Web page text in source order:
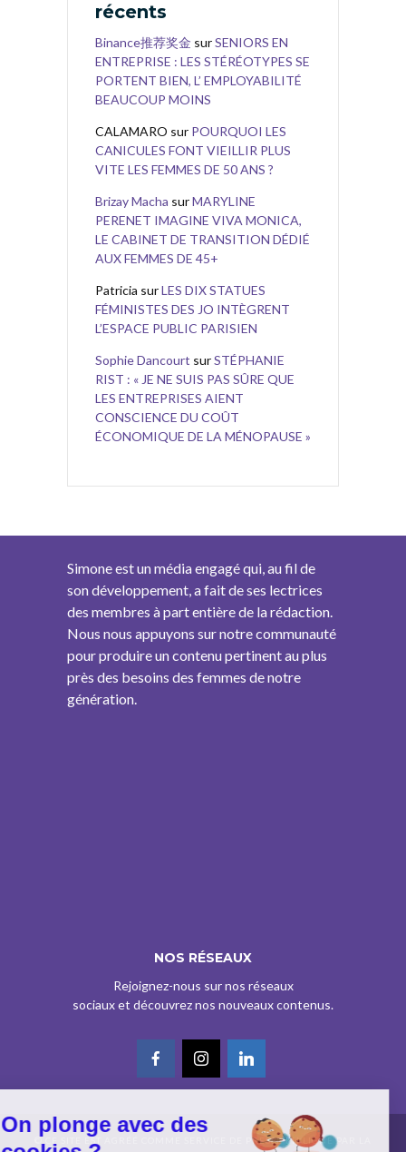
récents
Binance推荐奖金 surSENIORS EN
ENTREPRISE : LES STÉRÉOTYPES SE
PORTENT BIEN, L’ EMPLOYABILITÉ
BEAUCOUP MOINS
CALAMARO sur POURQUOI LES
CANICULES FONT VIEILLIR PLUS
VITE LES FEMMES DE 50 ANS ?
Brizay Macha surMARYLINE
PERENET IMAGINE VIVA MONICA,
LE CABINET DE TRANSITION DÉDIÉ
AUX FEMMES DE 45+
Patricia surLES DIX STATUES
FÉMINISTES DES JO INTÈGRENT
L’ESPACE PUBLIC PARISIEN
Sophie Dancourt surSTÉPHANIE
RIST : « JE NE SUIS PAS SÛRE QUE
LES ENTREPRISES AIENT
CONSCIENCE DU COÛT
ÉCONOMIQUE DE LA MÉNOPAUSE »
Simone est un média engagé qui, au fil de
son développement, a fait de ses lectrices
des membres à part entière de la rédaction.
Nous nous appuyons sur notre communauté
pour produire un contenu pertinent au plus
près des besoins des femmes de notre
génération.
NOS RÉSEAUX
Rejoignez-nous sur nos réseaux
sociaux et découvrez nos nouveaux contenus.
© CE SITE EST AGRÉÉ COMME SERVICE DE PRESSE EN LIGNE PAR LA
On plonge avec des